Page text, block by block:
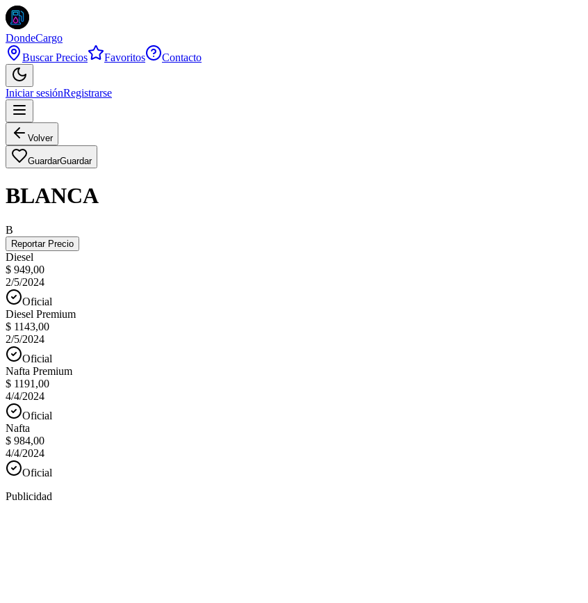
DondeCargo
Buscar Precios
Favoritos Contacto
Iniciar sesiónRegistrarse
Volver
GuardarGuardar
BLANCA
B
Reportar Precio
Diesel
$ 949,00
2/5/2024
Oficial
Diesel Premium
$ 1143,00
2/5/2024
Oficial
Nafta Premium
$ 1191,00
4/4/2024
Oficial
Nafta
$ 984,00
4/4/2024
Oficial
Publicidad